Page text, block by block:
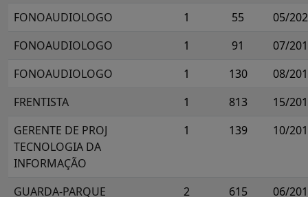
FONOAUDIOLOGO
1 55
05/
FONOAUDIOLOGO
1 91
07/
FONOAUDIOLOGO
1 130
08/
FRENTISTA
1 813
15/
GERENTE DE PROJ
TECNOLOGIA DA
INFORMAÇÃO
1 139 10/
GUARDA-PARQUE 2 615
06/